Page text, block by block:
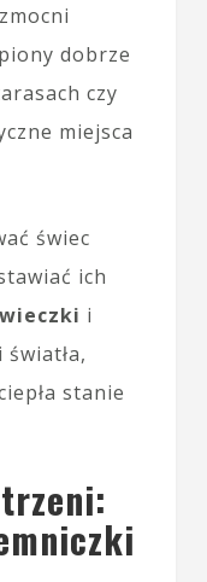
dobrze
czy
miejsca
świec
ich
i
stanie